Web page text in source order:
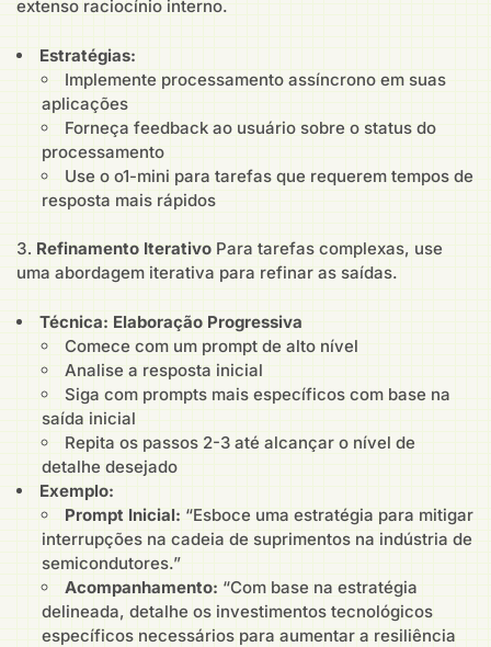
extenso raciocínio interno.
Estratégias:
Implemente processamento assíncrono em suas
aplicações
Forneça feedback ao usuário sobre o status do
processamento
Use o o1-mini para tarefas que requerem tempos de
resposta mais rápidos
Refinamento Iterativo Para tarefas complexas, use
uma abordagem iterativa para refinar as saídas.
Técnica: Elaboração Progressiva
Comece com um prompt de alto nível
Analise a resposta inicial
Siga com prompts mais específicos com base na
saída inicial
Repita os passos 2-3 até alcançar o nível de
detalhe desejado
Exemplo:
Prompt Inicial: “Esboce uma estratégia para mitigar
interrupções na cadeia de suprimentos na indústria de
semicondutores.”
Acompanhamento: “Com base na estratégia
delineada, detalhe os investimentos tecnológicos
específicos necessários para aumentar a resiliência